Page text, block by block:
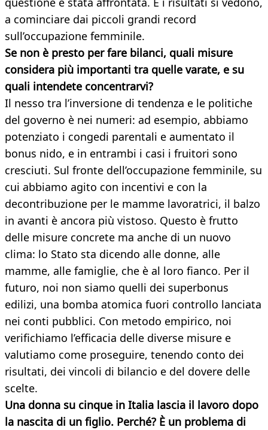
a cominciare dai piccoli grandi record
sull’occupazione femminile.
Se non è presto per fare bilanci, quali misure
considera più importanti tra quelle varate, e su
quali intendete concentrarvi?
Il nesso tra l’inversione di tendenza e le politiche
del governo è nei numeri: ad esempio, abbiamo
potenziato i congedi parentali e aumentato il
bonus nido, e in entrambi i casi i fruitori sono
cresciuti. Sul fronte dell’occupazione femminile, su
cui abbiamo agito con incentivi e con la
decontribuzione per le mamme lavoratrici, il balzo
in avanti è ancora più vistoso. Questo è frutto
delle misure concrete ma anche di un nuovo
clima: lo Stato sta dicendo alle donne, alle
mamme, alle famiglie, che è al loro fianco. Per il
futuro, noi non siamo quelli dei superbonus
edilizi, una bomba atomica fuori controllo lanciata
nei conti pubblici. Con metodo empirico, noi
verifichiamo l’efficacia delle diverse misure e
valutiamo come proseguire, tenendo conto dei
risultati, dei vincoli di bilancio e del dovere delle
scelte.
Una donna su cinque in Italia lascia il lavoro dopo
la nascita di un figlio. Perché? È un problema di